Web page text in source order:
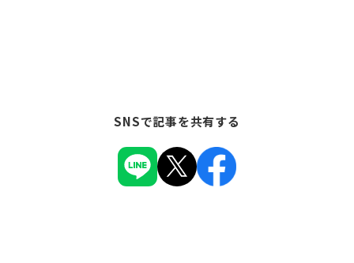
SNSで記事を共有する